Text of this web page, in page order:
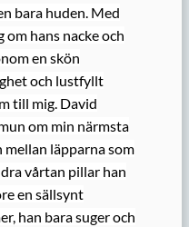
bara huden. Med
om hans nacke och
en skön
och lustfyllt
till mig. David
om min närmsta
läpparna som
vårtan pillar han
en sällsynt
han bara suger och